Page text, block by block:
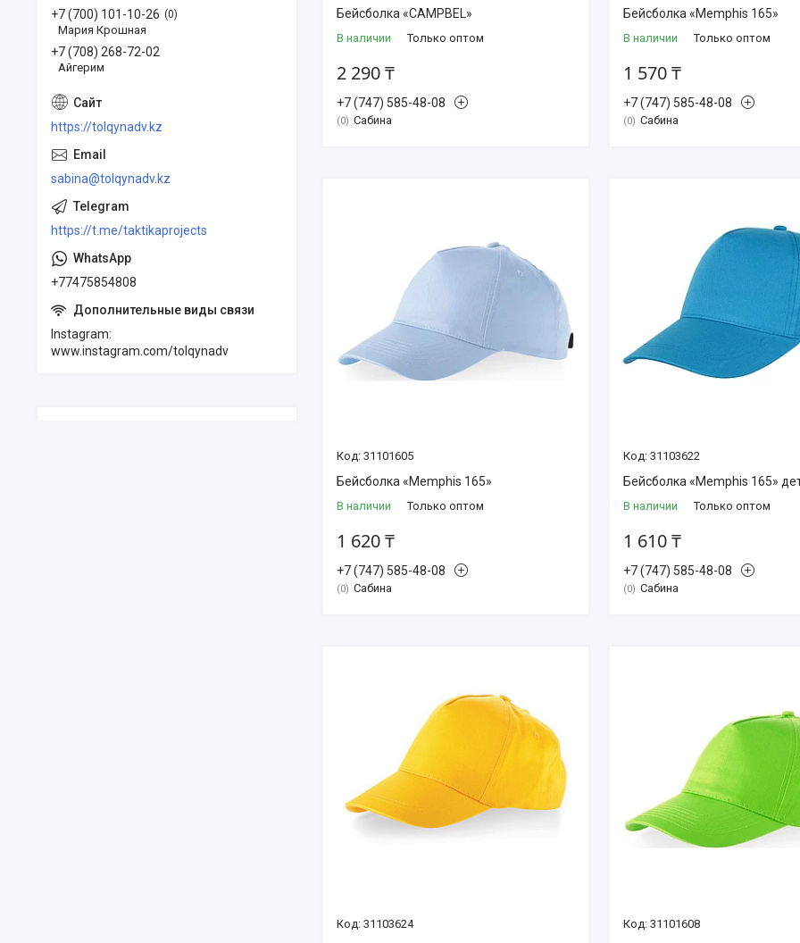
Бейсболка «CAMPBEL»
В наличии Только оптом
2 290 ₸
+7 (747) 585-48-08
0 Сабина
Бейсболка «Memphis 165»
В наличии Только оптом
1 570 ₸
+7 (747) 585-48-08
0 Сабина
31101605
Бейсболка «Memphis 165»
В наличии Только оптом
1 620 ₸
+7 (747) 585-48-08
0 Сабина
31103622
Бейсболка «Memphis 165»
В наличии Только оптом
1 610 ₸
+7 (747) 585-48-08
0 Сабина
31103624 31101608
+7 (700) 101-10-26 0
Мария Крошная
+7 (708) 268-72-02
Айгерим
https://tolqynadv.kz
sabina@tolqynadv.kz
https://t.me/taktikaprojects
+77475854808
Instagram
www.instagram.com/tolqynadv